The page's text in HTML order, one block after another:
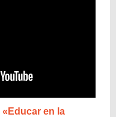
«Educar en la